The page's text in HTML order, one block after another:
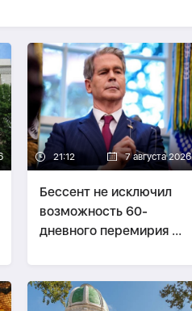
21:12 7 августа 2026
Бессент не исключил
возможность 60-
дневного перемирия с